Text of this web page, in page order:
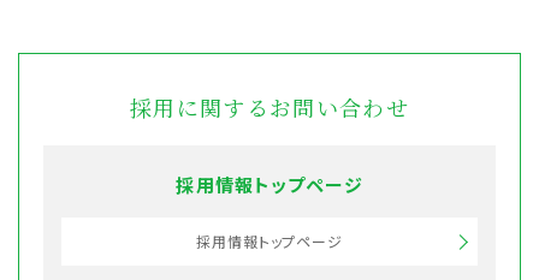
採用に関するお問い合わせ
採用情報トップページ
採用情報トップページ